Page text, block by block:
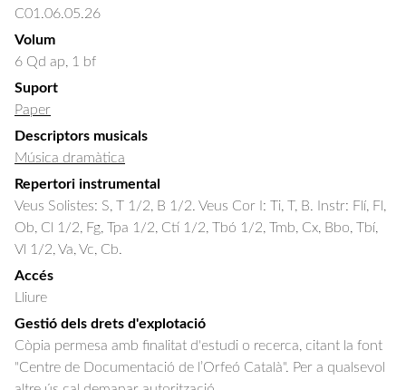
C01.06.05.26
Volum
6 Qd ap, 1 bf
Suport
Paper
Descriptors musicals
Música dramàtica
Repertori instrumental
Veus Solistes: S, T 1/2, B 1/2. Veus Cor I: Ti, T, B. Instr: Flí, Fl,
Ob, Cl 1/2, Fg, Tpa 1/2, Ctí 1/2, Tbó 1/2, Tmb, Cx, Bbo, Tbí,
Vl 1/2, Va, Vc, Cb.
Accés
Lliure
Gestió dels drets d'explotació
Còpia permesa amb finalitat d'estudi o recerca, citant la font
"Centre de Documentació de l’Orfeó Català". Per a qualsevol